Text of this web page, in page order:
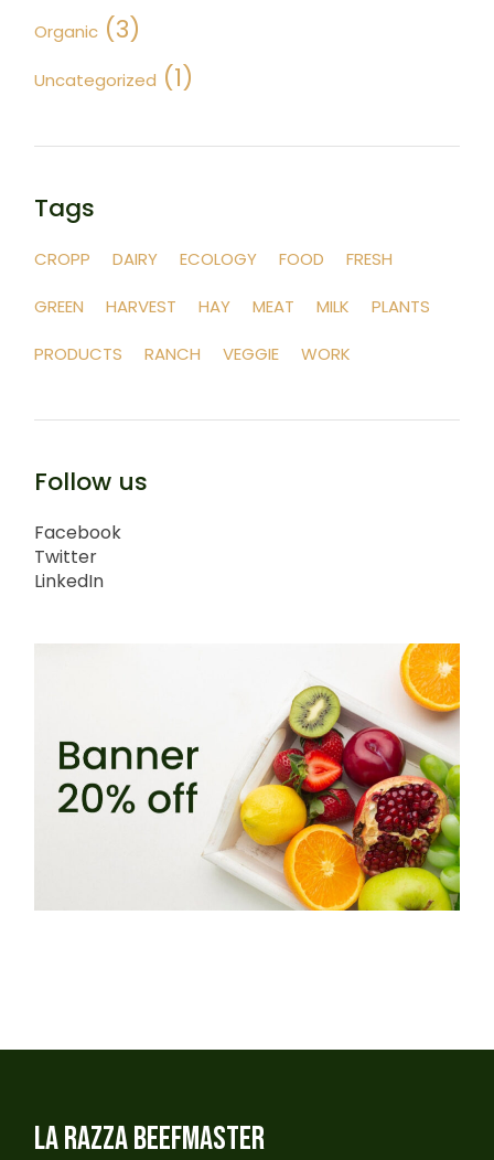
Organic (3)
Uncategorized (1)
Tags
CROPP DAIRY ECOLOGY FOOD FRESH
GREEN HARVEST HAY MEAT MILK PLANTS
PRODUCTS RANCH VEGGIE WORK
Follow us
Facebook
Twitter
LinkedIn
LA RAZZA BEEFMASTER